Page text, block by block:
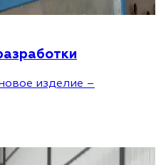
изделие –